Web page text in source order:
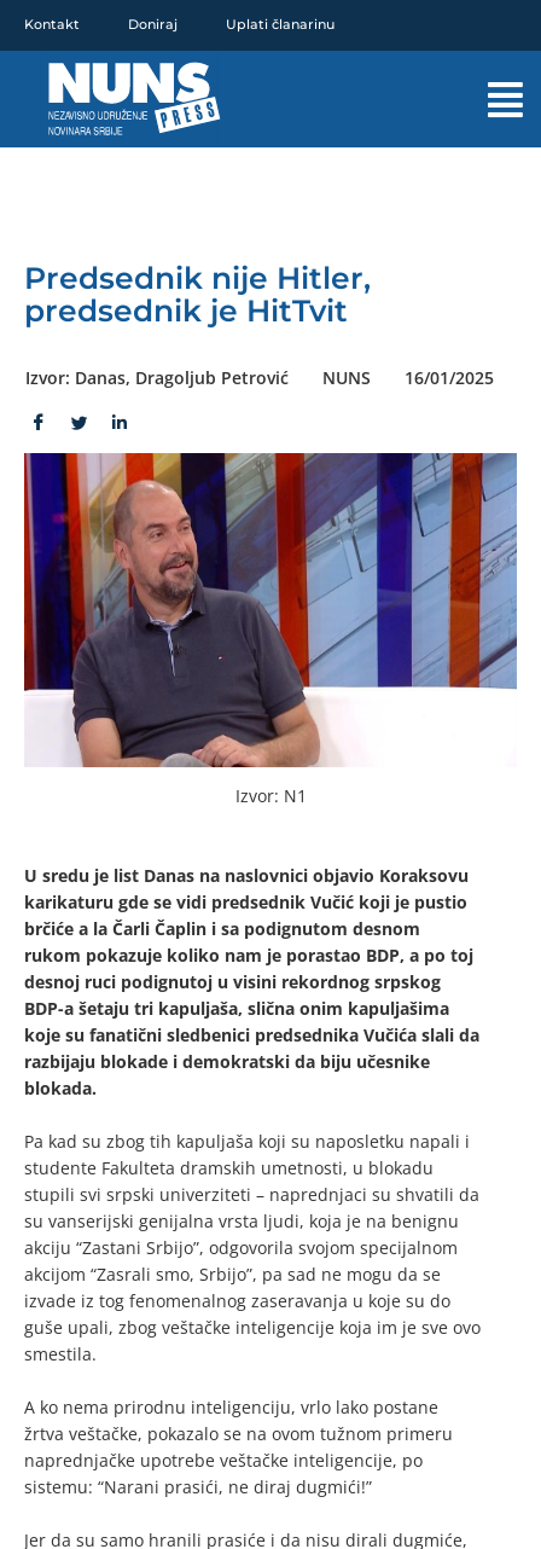
sadržaj
Kontakt Doniraj Uplati članarinu
Predsednik nije Hitler,
predsednik je HitTvit
Izvor: Danas, Dragoljub Petrović NUNS 16/01/2025
Izvor: N1
U sredu je list Danas na naslovnici objavio Koraksovu
karikaturu gde se vidi predsednik Vučić koji je pustio
brčiće a la Čarli Čaplin i sa podignutom desnom
rukom pokazuje koliko nam je porastao BDP, a po toj
desnoj ruci podignutoj u visini rekordnog srpskog
BDP-a šetaju tri kapuljaša, slična onim kapuljašima
koje su fanatični sledbenici predsednika Vučića slali da
razbijaju blokade i demokratski da biju učesnike
blokada.
Pa kad su zbog tih kapuljaša koji su naposletku napali i
studente Fakulteta dramskih umetnosti, u blokadu
stupili svi srpski univerziteti – naprednjaci su shvatili da
su vanserijski genijalna vrsta ljudi, koja je na benignu
akciju “Zastani Srbijo”, odgovorila svojom specijalnom
akcijom “Zasrali smo, Srbijo”, pa sad ne mogu da se
izvade iz tog fenomenalnog zaseravanja u koje su do
guše upali, zbog veštačke inteligencije koja im je sve ovo
smestila.
A ko nema prirodnu inteligenciju, vrlo lako postane
žrtva veštačke, pokazalo se na ovom tužnom primeru
naprednjačke upotrebe veštačke inteligencije, po
sistemu: “Narani prasići, ne diraj dugmići!”
Jer da su samo hranili prasiće i da nisu dirali dugmiće,